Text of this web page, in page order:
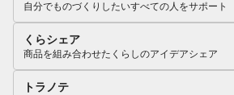
自分でものづくりしたいすべての人をサポート
くらシェア
商品を組み合わせたくらしのアイデアシェア
トラノテ